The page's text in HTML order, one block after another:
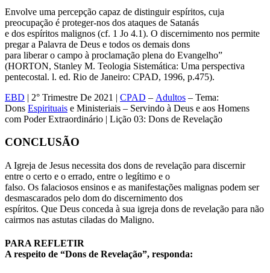
Envolve uma percepção capaz de distinguir espíritos, cuja
preocupação é proteger-nos dos ataques de Satanás
e dos espíritos malignos (cf. 1 Jo 4.1). O discernimento nos permite
pregar a Palavra de Deus e todos os demais dons
para liberar o campo à proclamação plena do Evangelho”
(HORTON, Stanley M. Teologia Sistemática: Uma perspectiva
pentecostal. l. ed. Rio de Janeiro: CPAD, 1996, p.475).
EBD | 2° Trimestre De 2021 | CPAD – Adultos – Tema:
Dons Espirituais e Ministeriais – Servindo à Deus e aos Homens
com Poder Extraordinário | Lição 03: Dons de Revelação
CONCLUSÃO
A Igreja de Jesus necessita dos dons de revelação para discernir
entre o certo e o errado, entre o legítimo e o
falso. Os falaciosos ensinos e as manifestações malignas podem ser
desmascarados pelo dom do discernimento dos
espíritos. Que Deus conceda à sua igreja dons de revelação para não
cairmos nas astutas ciladas do Maligno.
PARA REFLETIR
A respeito de “Dons de Revelação”, responda: